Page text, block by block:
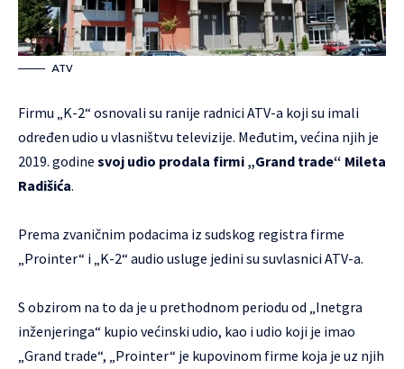
ATV
Firmu „K-2“ osnovali su ranije radnici ATV-a koji su imali
određen udio u vlasništvu televizije. Međutim, većina njih je
2019. godine svoj udio prodala firmi „Grand trade“ Mileta
Radišića.
Prema zvaničnim podacima iz sudskog registra firme
„Prointer“ i „K-2“ audio usluge jedini su suvlasnici ATV-a.
S obzirom na to da je u prethodnom periodu od „Inetgra
inženjeringa“ kupio većinski udio, kao i udio koji je imao
„Grand trade“, „Prointer“ je kupovinom firme koja je uz njih